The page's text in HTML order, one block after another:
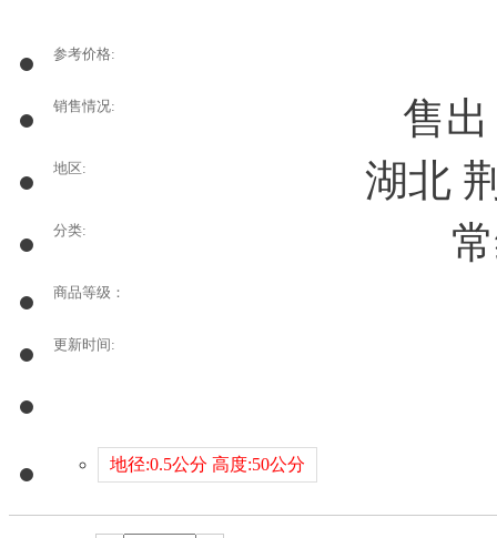
参考价格:
销售情况: 售
地区: 湖北
分类:
商品等级：
更新时间:
地径:0.5公分 高度:50公分